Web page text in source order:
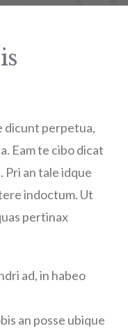
dicunt perpetua,
Eam te cibo dicat
an tale idque
indoctum. Ut
pertinax
ad, in habeo
an posse ubique